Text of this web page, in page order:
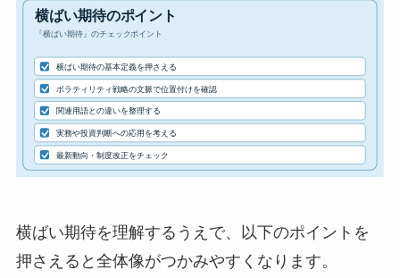
横ばい期待を理解するうえで、以下のポイントを
押さえると全体像がつかみやすくなります。